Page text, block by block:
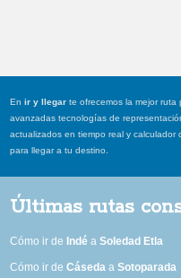
Enir y llegar te ofrecemos la mejor ruta
avanzadas tecnologías de
actualizados en tiempo real y
para llegar a tu destino.
Últimas rutas
Cómo ir de Indé aSoledad Etla
Cómo ir deCáseda aSotoparada